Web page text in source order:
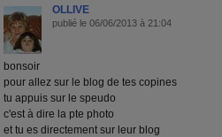
OLLIVE
publié le 06/06/2013 à 21:04
bonsoir
pour allez sur le blog de tes copines
tu appuis sur le speudo
c'est à dire la pte photo
et tu es directement sur leur blog